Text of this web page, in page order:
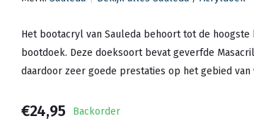
Het bootacryl van Sauleda behoort tot de hoogste
bootdoek. Deze doeksoort bevat geverfde
daardoor zeer goede prestaties op het gebied van
€24,95 Backorder